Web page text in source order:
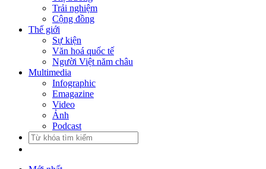
Trải nghiệm
Cộng đồng
Thế giới
Sự kiện
Văn hoá quốc tế
Người Việt năm châu
Multimedia
Infographic
Emagazine
Video
Ảnh
Podcast